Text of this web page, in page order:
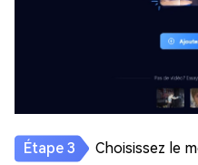
Choisissez le